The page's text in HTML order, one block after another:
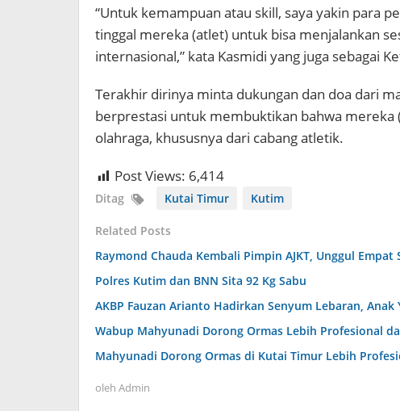
“Untuk kemampuan atau skill, saya yakin para
tinggal mereka (atlet) untuk bisa menjalankan
internasional,” kata Kasmidi yang juga sebagai
Terakhir dirinya minta dukungan dan doa dari
berprestasi untuk membuktikan bahwa mereka
olahraga, khususnya dari cabang atletik.
Post Views: 6,414
Ditag Kutai Timur Kutim
Related Posts
Raymond Chauda Kembali Pimpin AJKT, Unggul Empat
Polres Kutim dan BNN Sita 92 Kg Sabu
AKBP Fauzan Arianto Hadirkan Senyum Lebaran, Anak
Wabup Mahyunadi Dorong Ormas Lebih Profesional
Mahyunadi Dorong Ormas di Kutai Timur Lebih
oleh Admin